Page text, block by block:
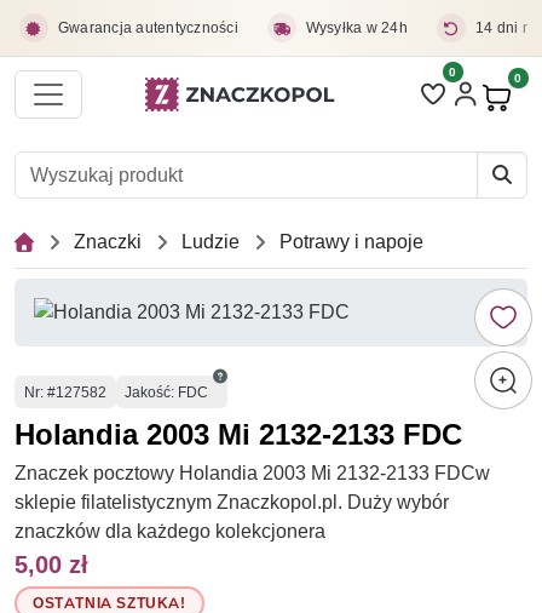
Gwarancja autentyczności Wysyłka w 24h 14 dni
Liczba pozycji
0 0
Znaczki Ludzie Potrawy i napoje
Numer
Nr: #127582 Jakość: FDC
Holandia 2003 Mi 2132-2133 FDC
Znaczek pocztowy Holandia 2003 Mi 2132-2133 FDCw
sklepie filatelistycznym Znaczkopol.pl. Duży wybór
znaczków dla każdego kolekcjonera
5,00 zł
OSTATNIA SZTUKA!